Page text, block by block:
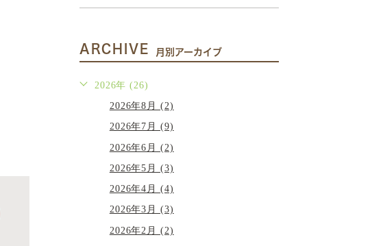
ARCHIVE 月別アーカイブ
2026年 (26)
2026年8月 (2)
2026年7月 (9)
2026年6月 (2)
2026年5月 (3)
2026年4月 (4)
2026年3月 (3)
2026年2月 (2)